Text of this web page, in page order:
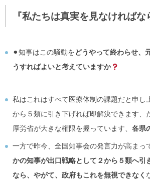
『私たちは真実を見なければな
⚫︎知事はこの騒動をどうやって終わらせ、
うすればよいと考えていますか
私はこれはすべて医療体制の課題だと申し
から５類に引き下げれば即解決できます、
厚労省が大きな権限を握っています、 各県
一方で昨今、全国知事会の発言力が高まっ
かの知事が出口戦略として２から５類へ引
なら、やがて、政府もこれを無視できなく